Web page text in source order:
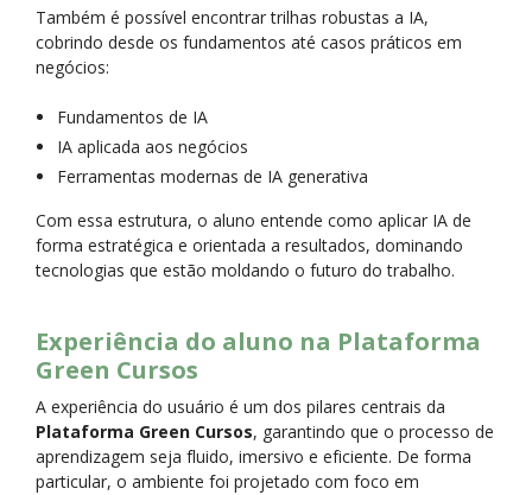
Também é possível encontrar trilhas robustas a IA,
cobrindo desde os fundamentos até casos práticos em
negócios:
Fundamentos de IA
IA aplicada aos negócios
Ferramentas modernas de IA generativa
Com essa estrutura, o aluno entende como aplicar IA de
forma estratégica e orientada a resultados, dominando
tecnologias que estão moldando o futuro do trabalho.
Experiência do aluno na Plataforma
Green Cursos
A experiência do usuário é um dos pilares centrais da
Plataforma Green Cursos, garantindo que o processo de
aprendizagem seja fluido, imersivo e eficiente. De forma
particular, o ambiente foi projetado com foco em